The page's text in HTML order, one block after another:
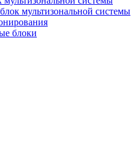
мультизональной системы
блоки